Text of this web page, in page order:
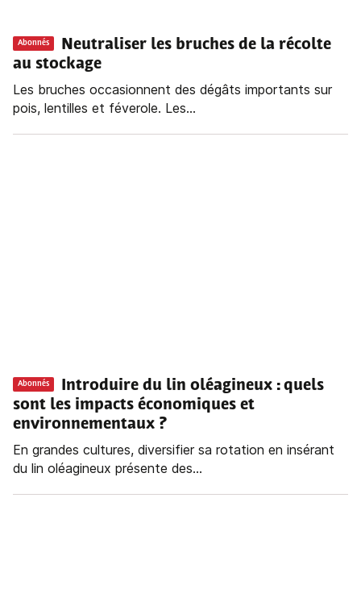
Abonnés
Neutraliser les bruches de la récolte
au stockage
Les bruches occasionnent des dégâts importants sur
pois, lentilles et féverole. Les...
Abonnés
Introduire du lin oléagineux : quels
sont les impacts économiques et
environnementaux ?
En grandes cultures, diversifier sa rotation en insérant
du lin oléagineux présente des...